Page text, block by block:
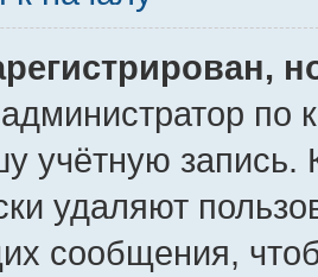
по
учётную запись.
удаляют
сообщения,